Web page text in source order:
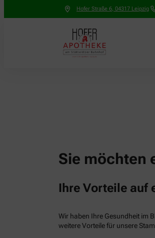
Hofer Straße 6, 04317 Leipzig
Sie möchten
Ihre Vorteile auf
Wir haben Ihre Gesundheit im
weitere Vorteile für unsere